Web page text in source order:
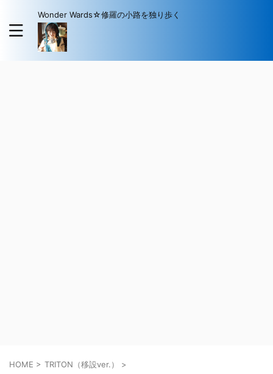
Wonder Wards☆修羅の小路を独り歩く
HOME > TRITON（移設ver.） >